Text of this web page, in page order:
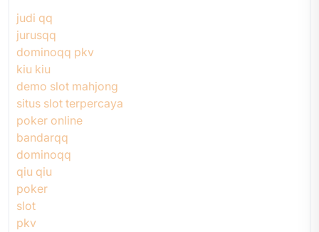
judi qq
jurusqq
dominoqq pkv
kiu kiu
demo slot mahjong
situs slot terpercaya
poker online
bandarqq
dominoqq
qiu qiu
poker
slot
pkv